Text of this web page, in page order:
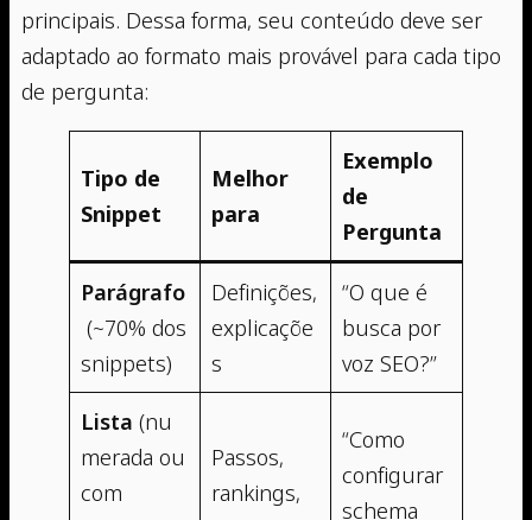
principais. Dessa forma, seu conteúdo deve ser
adaptado ao formato mais provável para cada tipo
de pergunta:
Tipo de
Snippet
Melhor
para
Exemplo
de
Pergunta
Parágrafo
(~70% dos
snippets)
Definições,
explicaçõe
s
“O que é
busca por
voz SEO?”
Lista (nu
merada ou
com
Passos,
rankings,
“Como
configurar
schema